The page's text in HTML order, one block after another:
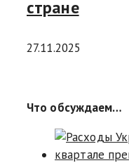
стране
27.11.2025
Что обсуждаем…